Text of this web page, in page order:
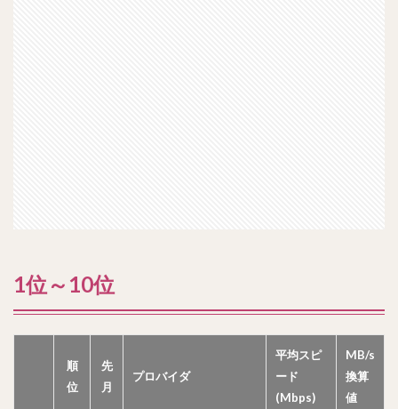
1位～10位
順
位
先
月
プロバイダ
平均スピ
ード
(Mbps)
MB/s
換算
値